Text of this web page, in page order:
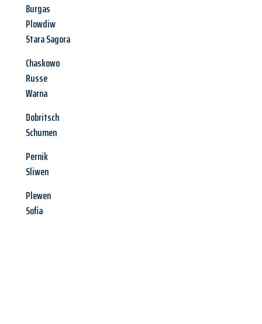
Burgas
Plowdiw
Stara Sagora
Chaskowo
Russe
Warna
Dobritsch
Schumen
Pernik
Sliwen
Plewen
Sofia